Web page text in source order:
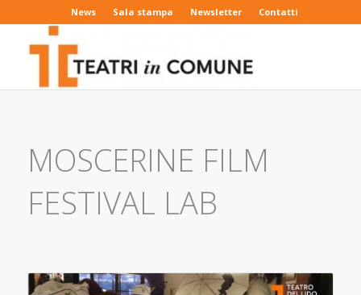
News Sala stampa Newsletter Contatti
MOSCERINE FILM
FESTIVAL LAB